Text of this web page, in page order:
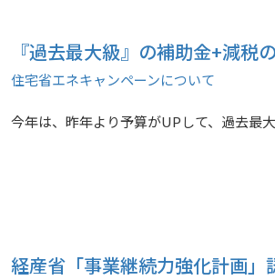
『過去最大級』の補助金+減税
住宅省エネキャンペーンについて
今年は、昨年より予算がUPして、過去最
経産省「事業継続力強化計画」